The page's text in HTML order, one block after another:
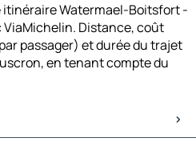
Watermael-Boitsfort -
Distance, coût
passager) et durée du trajet
en tenant compte du